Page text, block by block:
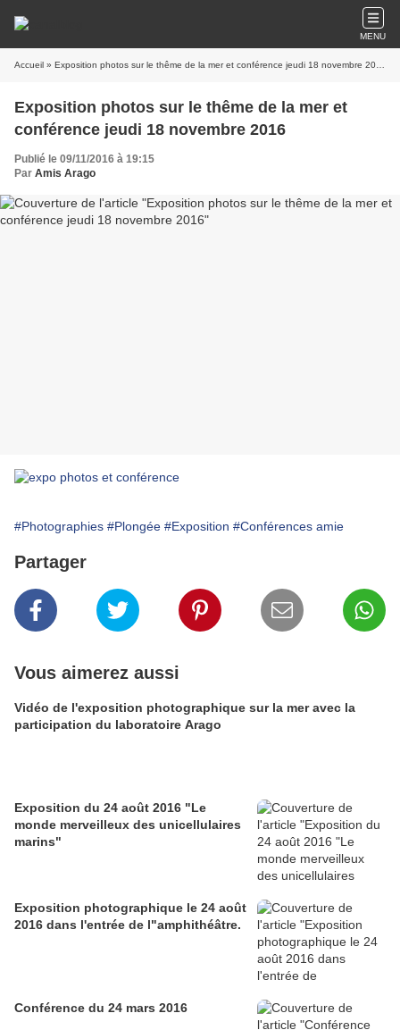
MENU
Accueil » Exposition photos sur le thême de la mer et conférence jeudi 18 novembre 2016
Exposition photos sur le thême de la mer et
conférence jeudi 18 novembre 2016
Publié le 09/11/2016 à 19:15
Par Amis Arago
#Photographies #Plongée #Exposition #Conférences amie
Partager
Vous aimerez aussi
Vidéo de l'exposition photographique sur la mer avec la
participation du laboratoire Arago
Exposition du 24 août 2016 "Le
monde merveilleux des unicellulaires
marins"
Exposition photographique le 24 août
2016 dans l'entrée de l"amphithéâtre.
Conférence du 24 mars 2016